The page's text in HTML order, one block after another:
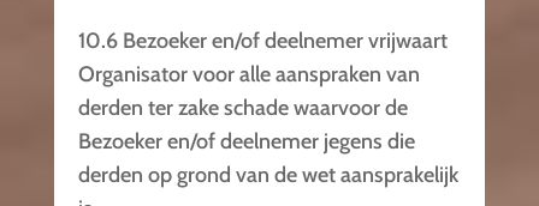
10.6 Bezoeker en/of deelnemer vrijwaart
Organisator voor alle aanspraken van
derden ter zake schade waarvoor de
Bezoeker en/of deelnemer jegens die
derden op grond van de wet aansprakelijk